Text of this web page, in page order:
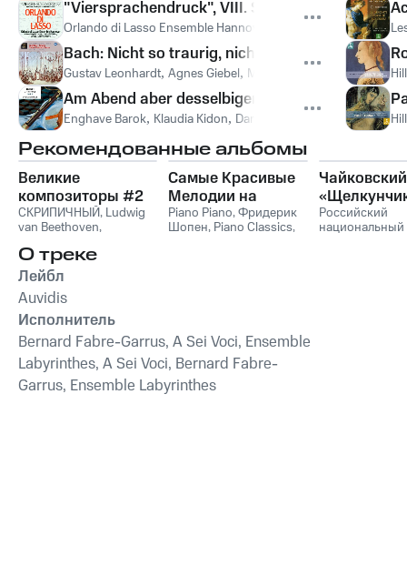
"Viersprachendruck", VIII. S'una fede amorosa
Orlando di Lasso Ensemble Hannover Bläser-Collegium
Bach: Nicht so traurig, nicht so sehr, BWV 384
Gustav Leonhardt, Agnes Giebel, Marie-Luise Gilles ,Bert van
Am Abend aber desselbigen Sabbats, BWV 42:
Enghave Barok, Klaudia Kidon, Daniel Carlsson Mathias
Рекомендованные альбомы
Великие
композиторы #2
СКРИПИЧНЫЙ, Ludwig
van Beethoven,
Франц Шуберт
String Orchestra
Антонио Вивальди
Самые Красивые
Мелодии на
Пианино
Piano Piano,Фридерик
Шопен, Piano Classics,
Чайковский
Российский
национальный
О треке
Лейбл
Auvidis
Исполнитель
Bernard Fabre-Garrus, A Sei Voci, Ensemble
Labyrinthes, A Sei Voci, Bernard Fabre-
Garrus, Ensemble Labyrinthes